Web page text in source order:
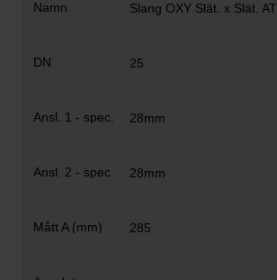
Slang OXY Slät. x Slät. AT
25
28mm
28mm
285